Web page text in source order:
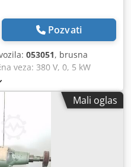
Pozvati
053051, brusna
veza: 380 V, 0, 5 kW
mm Težina: 95 kg
Mali oglas